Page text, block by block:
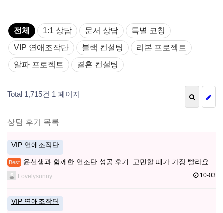
전체 1:1 상담 문서 상담
특별 코칭
VIP 연애조작단
블랙 컨설팅
리본 프로젝트
알파 프로젝트
결혼 컨설팅
Total 1,715건 1 페이지
상담 후기 목록
VIP 연애조작단
Best 윤선샘과 함께한 연조단 성공 후기. 고민할 때가 가장 빨라요.
Lovelysunny 10-03
VIP 연애조작단